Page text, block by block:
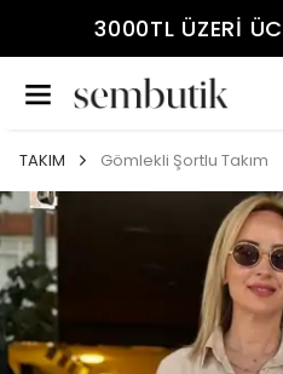
3000TL ÜZERİ
TAKIM Gömlekli Şortlu Takım